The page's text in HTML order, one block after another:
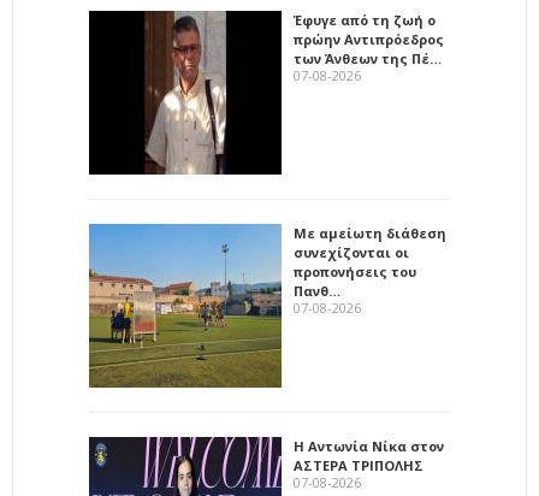
Έφυγε από τη ζωή ο
πρώην Αντιπρόεδρος
των Άνθεων της Πέ…
07-08-2026
Με αμείωτη διάθεση
συνεχίζονται οι
προπονήσεις του
Πανθ…
07-08-2026
Η Αντωνία Νίκα στον
ΑΣΤΕΡΑ ΤΡΙΠΟΛΗΣ
07-08-2026